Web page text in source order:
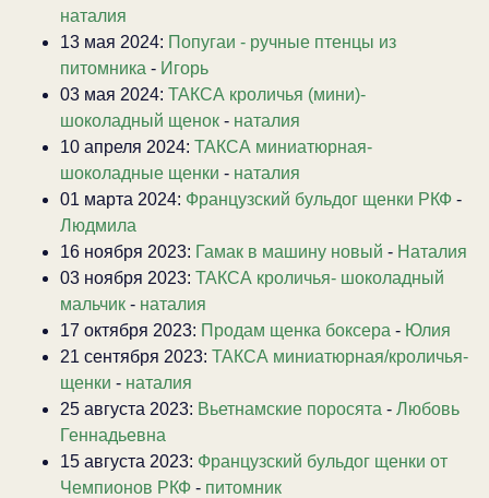
наталия
13 мая 2024: Попугаи - ручные птенцы из
питомника - Игорь
03 мая 2024: ТАКСА кроличья (мини)-
шоколадный щенок - наталия
10 апреля 2024: ТАКСА миниатюрная-
шоколадные щенки - наталия
01 марта 2024: Французский бульдог щенки РКФ -
Людмила
16 ноября 2023: Гамак в машину новый - Наталия
03 ноября 2023: ТАКСА кроличья- шоколадный
мальчик - наталия
17 октября 2023: Продам щенка боксера - Юлия
21 сентября 2023: ТАКСА миниатюрная/кроличья-
щенки - наталия
25 августа 2023: Вьетнамские поросята - Любовь
Геннадьевна
15 августа 2023: Французский бульдог щенки от
Чемпионов РКФ - питомник